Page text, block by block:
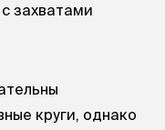
захватами
круги, однако